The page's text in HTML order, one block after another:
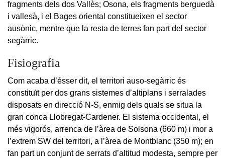
fragments dels dos Vallès; Osona, els fragments berguedà
i vallesà, i el Bages oriental constitueixen el sector
ausònic, mentre que la resta de terres fan part del sector
segàrric.
Fisiografia
Com acaba d’ésser dit, el territori auso-segàrric és
constituït per dos grans sistemes d’altiplans i serralades
disposats en direcció N-S, enmig dels quals se situa la
gran conca Llobregat-Cardener. El sistema occidental, el
més vigorós, arrenca de l’àrea de Solsona (660 m) i mor a
l’extrem SW del territori, a l’àrea de Montblanc (350 m); en
fan part un conjunt de serrats d’altitud modesta, sempre per